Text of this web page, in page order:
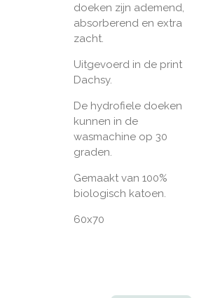
doeken zijn ademend,
absorberend en extra
zacht.
Uitgevoerd in de print
Dachsy.
De hydrofiele doeken
kunnen in de
wasmachine op 30
graden.
Gemaakt van 100%
biologisch katoen.
60x70